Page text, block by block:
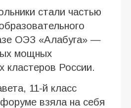
стали частью
ОЭЗ «Алабуга» —
мощных
кластеров России.
11-й класс
взяла на себя